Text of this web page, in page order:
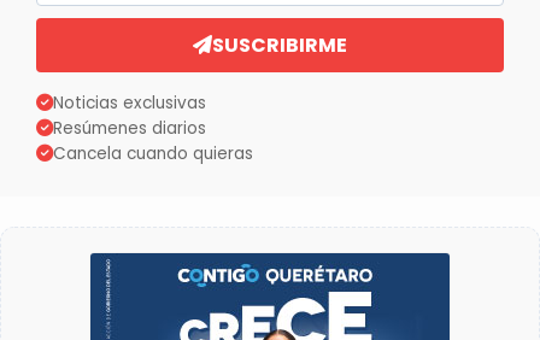
SUSCRIBIRME
Noticias exclusivas
Resúmenes diarios
Cancela cuando quieras